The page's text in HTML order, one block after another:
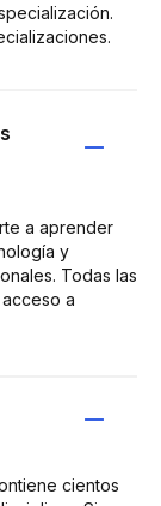
a aprender
y
Todas las
a
cientos